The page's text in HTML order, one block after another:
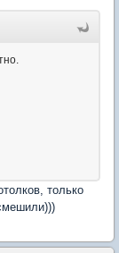
только